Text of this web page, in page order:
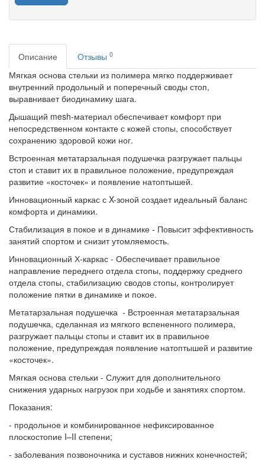
Описание Отзывы 0
Мягкая основа стельки из полимера мягко поддерживает
внутренний продольный и поперечный своды стоп,
выравнивает биодинамику шага.
Дышащий mesh-материал обеспечивает комфорт при
непосредственном контакте с кожей стопы, способствует
сохранению здоровой кожи ног.
Встроенная метатарзальная подушечка разгружает пальцы
стоп и ставит их в правильное положение, предупреждая
развитие «косточек» и появление натоптышей.
Инновационный каркас с X-зоной создает идеальный баланс
комфорта и динамики.
Стабилизация в покое и в динамике - Повысит эффективность
занятий спортом и снизит утомляемость.
Инновационный Х-каркас - Обеспечивает правильное
направление переднего отдела стопы, поддержку среднего
отдела стопы, стабилизацию сводов стопы, контролирует
положение пятки в динамике и покое.
Метатарзальная подушечка - Встроенная метатарзальная
подушечка, сделанная из мягкого вспененного полимера,
разгружает пальцы стопы и ставит их в правильное
положение, предупреждая появление натоптышей и развитие
«косточек».
Мягкая основа стельки - Служит для дополнительного
снижения ударных нагрузок при ходьбе и занятиях спортом.
Показания:
- продольное и комбинированное нефиксированное
плоскостопие I–II степени;
- заболевания позвоночника и суставов нижних конечностей;